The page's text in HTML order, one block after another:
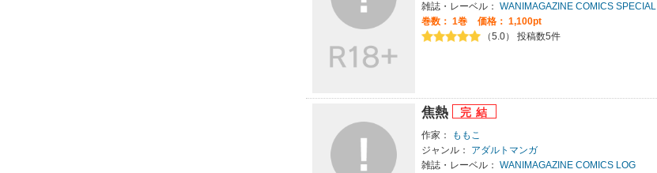
雑誌・レーベル： WANIMAGAZINE COMICS SPECIAL
巻数： 1巻
価格： 1,100pt
（5.0） 投稿数5件
焦熱
作家：
ももこ
ジャンル：
アダルトマンガ
雑誌・レーベル： WANIMAGAZINE COMICS LOG